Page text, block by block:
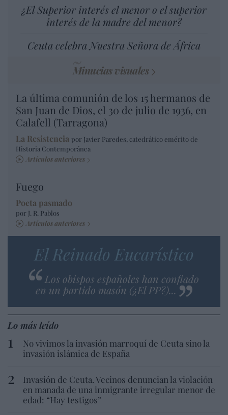
¿El Superior interés el menor o el superior
interés de la madre del menor?
Ceuta celebra Nuestra Señora de África
Minucias visuales
La última comunión de los 15 hermanos de
San Juan de Dios, el 30 de julio de 1936, en
Calafell (Tarragona)
La Resistencia por Javier Paredes, catedrático emérito de
Historia Contemporánea
Artículos anteriores
Fuego
Poeta pasmado
por J. R. Pablos
Artículos anteriores
El Reinado Eucarístico
Los obispos españoles han confiado
en un partido masón (¿El PP?)...
Lo más leído
No vivimos la invasión marroquí de Ceuta sino la
invasión islámica de España
Invasión de Ceuta. Vecinos denuncian la violación
en manada de una inmigrante irregular menor de
edad: “Hay testigos”